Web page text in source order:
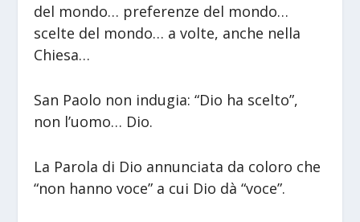
del mondo… preferenze del mondo…
scelte del mondo… a volte, anche nella
Chiesa…
San Paolo non indugia: “Dio ha scelto”,
non l’uomo… Dio.
La Parola di Dio annunciata da coloro che
“non hanno voce” a cui Dio dà “voce”.